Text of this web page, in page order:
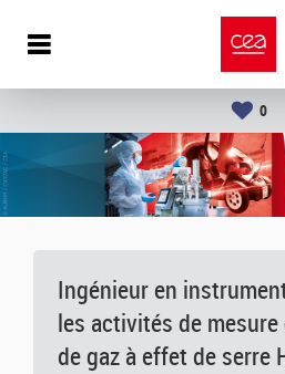
0
Ingénieur en
les activités de
de gaz à effet de serre